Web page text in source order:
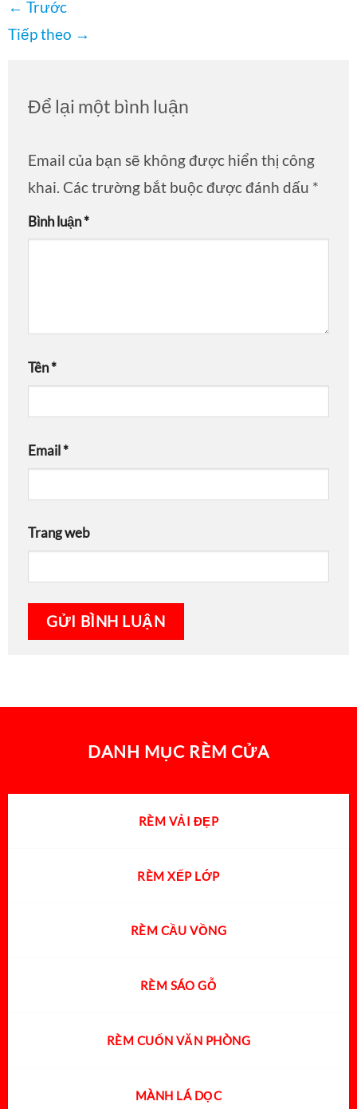
← Trước
Tiếp theo →
Để lại một bình luận
Email của bạn sẽ không được hiển thị công
khai. Các trường bắt buộc được đánh dấu *
Bình luận*
Tên*
Email*
Trang web
DANH MỤC RÈM CỬA
RÈM VẢI ĐẸP
RÈM XẾP LỚP
RÈM CẦU VỒNG
RÈM SÁO GỖ
RÈM CUỐN VĂN PHÒNG
MÀNH LÁ DỌC